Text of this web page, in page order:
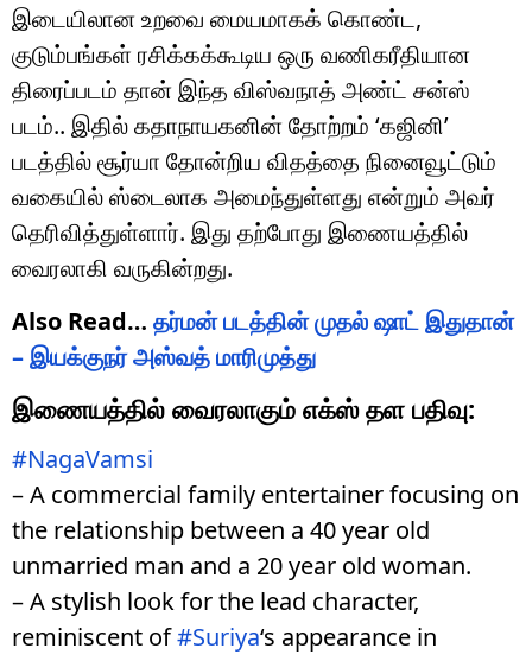
இடையிலான உறவை மையமாகக் கொண்ட,
குடும்பங்கள் ரசிக்கக்கூடிய ஒரு வணிகரீதியான
திரைப்படம் தான் இந்த விஸ்வநாத் அண்ட் சன்ஸ்
படம்.. இதில் கதாநாயகனின் தோற்றம் ‘கஜினி’
படத்தில் சூர்யா தோன்றிய விதத்தை நினைவூட்டும்
வகையில் ஸ்டைலாக அமைந்துள்ளது என்றும் அவர்
தெரிவித்துள்ளார். இது தற்போது இணையத்தில்
வைரலாகி வருகின்றது.
Also Read… தர்மன் படத்தின் முதல் ஷாட் இதுதான்
– இயக்குநர் அஸ்வத் மாரிமுத்து
இணையத்தில் வைரலாகும் எக்ஸ் தள பதிவு:
#NagaVamsi
– A commercial family entertainer focusing on
the relationship between a 40 year old
unmarried man and a 20 year old woman.
– A stylish look for the lead character,
reminiscent of#Suriya‘s appearance in